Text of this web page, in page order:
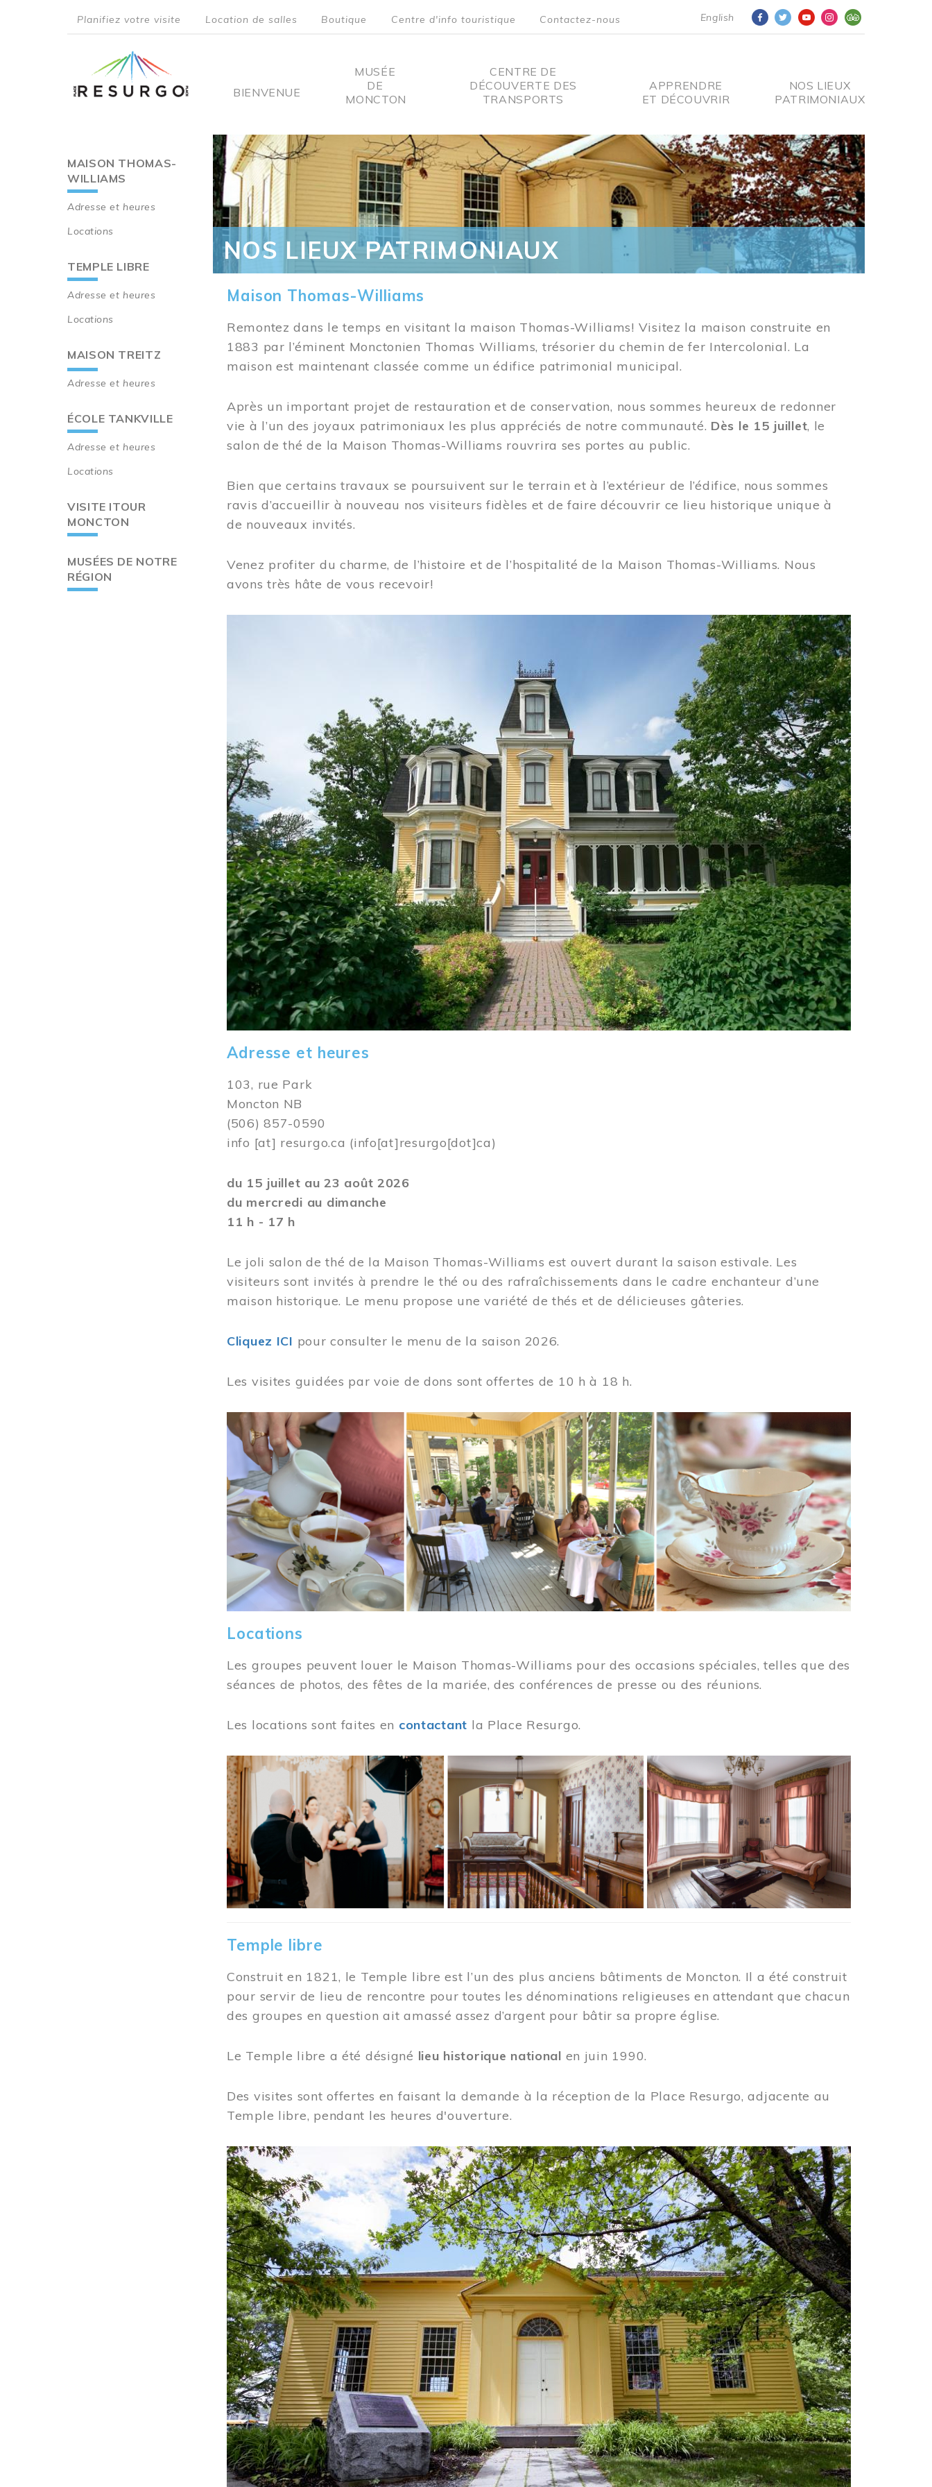
English
menu
Planifiez votre visite Location de salles Boutique Centre d'info touristique Contactez-nous
Main
BIENVENUE
MUSÉE
DE
MONCTON
CENTRE DE
DÉCOUVERTE DES
TRANSPORTS
APPRENDRE
ET DÉCOUVRIR
NOS LIEUX
PATRIMONIAUX
Main
navigation
MAISON THOMAS-
WILLIAMS
Adresse et heures
Locations
TEMPLE LIBRE
Adresse et heures
Locations
MAISON TREITZ
Adresse et heures
ÉCOLE TANKVILLE
Adresse et heures
Locations
VISITE ITOUR
MONCTON
MUSÉES DE NOTRE
RÉGION
NOS LIEUX PATRIMONIAUX
Maison Thomas-Williams
Remontez dans le temps en visitant la maison Thomas-Williams! Visitez la maison construite en
1883 par l’éminent Monctonien Thomas Williams, trésorier du chemin de fer Intercolonial. La
maison est maintenant classée comme un édifice patrimonial municipal.
Après un important projet de restauration et de conservation, nous sommes heureux de redonner
vie à l’un des joyaux patrimoniaux les plus appréciés de notre communauté. Dès le 15 juillet, le
salon de thé de la Maison Thomas-Williams rouvrira ses portes au public.
Bien que certains travaux se poursuivent sur le terrain et à l’extérieur de l’édifice, nous sommes
ravis d’accueillir à nouveau nos visiteurs fidèles et de faire découvrir ce lieu historique unique à
de nouveaux invités.
Venez profiter du charme, de l’histoire et de l’hospitalité de la Maison Thomas-Williams. Nous
avons très hâte de vous recevoir!
Adresse et heures
103, rue Park
Moncton NB
(506) 857-0590
info [at] resurgo.ca (info[at]resurgo[dot]ca)
du 15 juillet au 23 août 2026
du mercredi au dimanche
11 h - 17 h
Le joli salon de thé de la Maison Thomas-Williams est ouvert durant la saison estivale. Les
visiteurs sont invités à prendre le thé ou des rafraîchissements dans le cadre enchanteur d’une
maison historique. Le menu propose une variété de thés et de délicieuses gâteries.
Cliquez ICI pour consulter le menu de la saison 2026.
Les visites guidées par voie de dons sont offertes de 10 h à 18 h.
Image
Locations
Les groupes peuvent louer le Maison Thomas-Williams pour des occasions spéciales, telles que des
séances de photos, des fêtes de la mariée, des conférences de presse ou des réunions.
Les locations sont faites en contactant la Place Resurgo.
Image
Temple libre
Construit en 1821, le Temple libre est l’un des plus anciens bâtiments de Moncton. Il a été construit
pour servir de lieu de rencontre pour toutes les dénominations religieuses en attendant que chacun
des groupes en question ait amassé assez d’argent pour bâtir sa propre église.
Le Temple libre a été désigné lieu historique national en juin 1990.
Des visites sont offertes en faisant la demande à la réception de la Place Resurgo, adjacente au
Temple libre, pendant les heures d'ouverture.
Image